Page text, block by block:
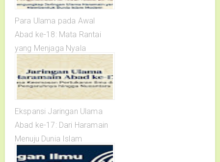
Para Ulama pada Awal
Abad ke-18: Mata Rantai
yang Menjaga Nyala
Ekspansi Jaringan Ulama
Abad ke-17: Dari Haramain
Menuju Dunia Islam